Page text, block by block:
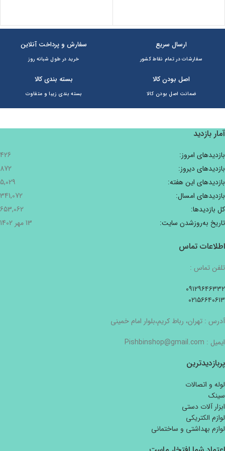
ارسال سریع
سفارشات در تمام نقاط کشور
سفارش و پرداخت آنلاین
خرید در طول شبانه روز
اصل بودن کالا
ضمانت اصل بودن کالا
بسته بندی کالا
بسته بندی زیبا و متفاوت
آمار بازدید
بازدیدهای امروز:
426
بازدیدهای دیروز:
872
بازدیدهای این هفته:
5,029
بازدیدهای امسال:
341,072
کل بازدیدها:
653,062
تاریخ به‌روزشدن سایت:
13 مهر 1402
اطلاعات تماس
تلفن تماس :
۰۹۱۲۹۶۴۶۳۳۲
۰۲۱۵۶۶۴۰۶۱۳
آدرس : تهران، رباط کریم،بلوار امام خمینی
ایمیل : Pishbinshop@gmail.com
پربازدیدترین
لوله و اتصالات
سینک
ابزار آلات دستی
لوازم الکتریکی
لوازم بهداشتی و ساختمانی